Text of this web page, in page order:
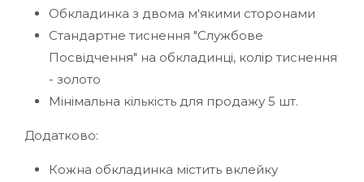
Обкладинка з двома м'якими сторонами
Стандартне тиснення "Службове
Посвідчення" на обкладинці, колір тиснення
- золото
Мінімальна кількість для продажу 5 шт.
Додатково:
Кожна обкладинка містить вклейку